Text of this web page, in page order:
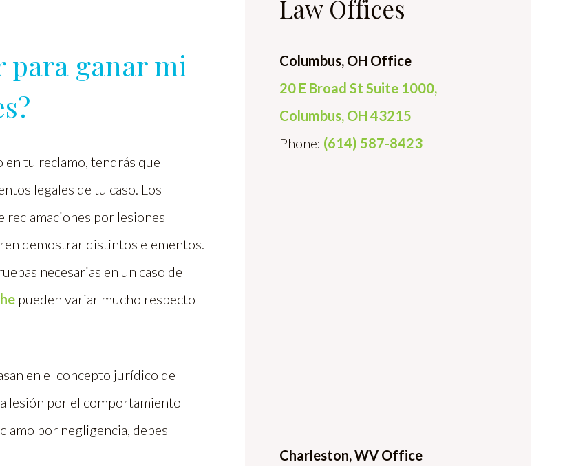
para ganar mi
en tu reclamo, tendrás que
legales de tu caso. Los
reclamaciones por lesiones
demostrar distintos elementos.
necesarias en un caso de
pueden variar mucho respecto
en el concepto jurídico de
lesión por el comportamiento
por negligencia, debes
Law Offices
Columbus, OH Office
20 E Broad St Suite 1000,
Columbus, OH 43215
Phone: (614) 587-8423
Charleston, WV Office